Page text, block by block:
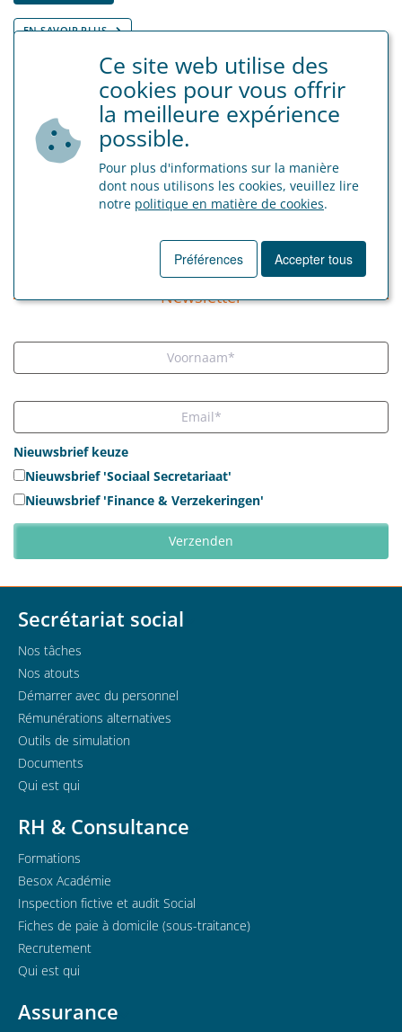
EN SAVOIR PLUS
Prolongation des mesures relatives à la pénurie de
personnel dans le secteur des soins pour les pensionnés
Secrétariat social
EN SAVOIR PLUS
TOUS LES ARTICLES
Newsletter
Nieuwsbrief keuze
Nieuwsbrief 'Sociaal Secretariaat'
Nieuwsbrief 'Finance & Verzekeringen'
Secrétariat social
Nos tâches
Nos atouts
Démarrer avec du personnel
Rémunérations alternatives
Outils de simulation
Documents
Qui est qui
RH & Consultance
Formations
Besox Académie
Inspection fictive et audit Social
Fiches de paie à domicile (sous-traitance)
Recrutement
Qui est qui
Assurance
Ce site web utilise des
cookies pour vous offrir
la meilleure expérience
possible.
Pour plus d'informations sur la manière
dont nous utilisons les cookies, veuillez lire
notre politique en matière de cookies.
Préférences Accepter tous